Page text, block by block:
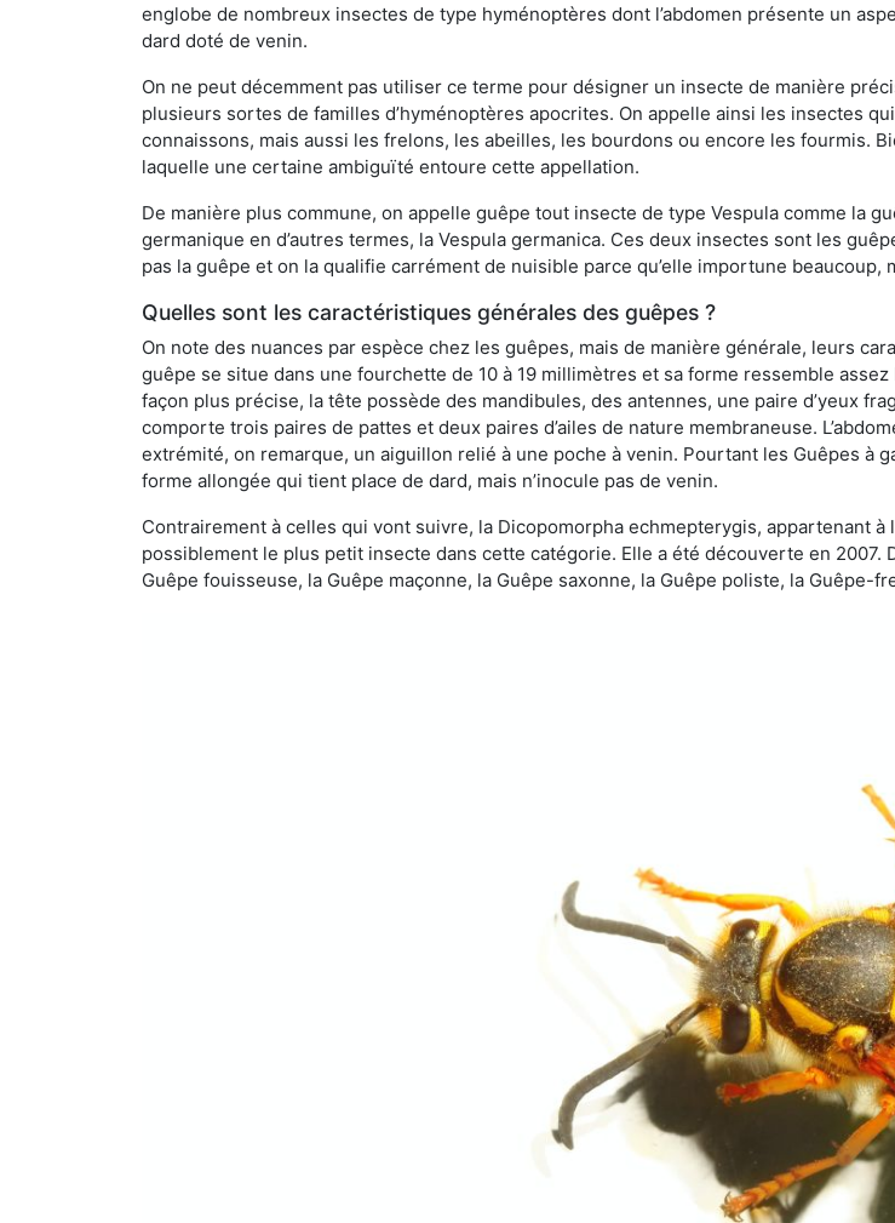
englobe de nombreux insectes de type hyménoptères dont l’abdomen présente un
dard doté de venin.
On ne peut décemment pas utiliser ce terme pour désigner un insecte de manière
plusieurs sortes de familles d’hyménoptères apocrites. On appelle ainsi les insectes
connaissons, mais aussi les frelons, les abeilles, les bourdons ou encore les fourmis.
laquelle une certaine ambiguïté entoure cette appellation.
De manière plus commune, on appelle guêpe tout insecte de type Vespula comme la
germanique en d’autres termes, la Vespula germanica. Ces deux insectes sont les
pas la guêpe et on la qualifie carrément de nuisible parce qu’elle importune
Quelles sont les caractéristiques générales des guêpes ?
On note des nuances par espèce chez les guêpes, mais de manière générale, leurs
guêpe se situe dans une fourchette de 10 à 19 millimètres et sa forme ressemble
façon plus précise, la tête possède des mandibules, des antennes, une paire d’yeux
comporte trois paires de pattes et deux paires d’ailes de nature membraneuse.
extrémité, on remarque, un aiguillon relié à une poche à venin. Pourtant les Guêpes à
forme allongée qui tient place de dard, mais n’inocule pas de venin.
Contrairement à celles qui vont suivre, la Dicopomorpha echmepterygis, appartenant à
possiblement le plus petit insecte dans cette catégorie. Elle a été découverte en
Guêpe fouisseuse, la Guêpe maçonne, la Guêpe saxonne, la Guêpe poliste, la Guêpe-